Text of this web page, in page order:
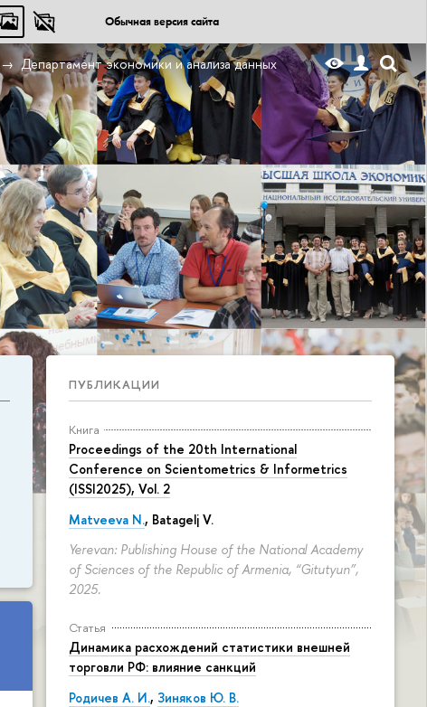
Обычная версия сайта
Департамент экономики и анализа данных
ПУБЛИКАЦИИ
Книга
Proceedings of the 20th International
Conference on Scientometrics & Informetrics
(ISSI2025), Vol. 2
Matveeva N., Batagelj V.
Yerevan: Publishing House of the National Academy
of Sciences of the Republic of Armenia, “Gitutyun”,
2025.
Статья
Динамика расхождений статистики внешней
торговли РФ: влияние санкций
Родичев А. И., Зиняков Ю. В.